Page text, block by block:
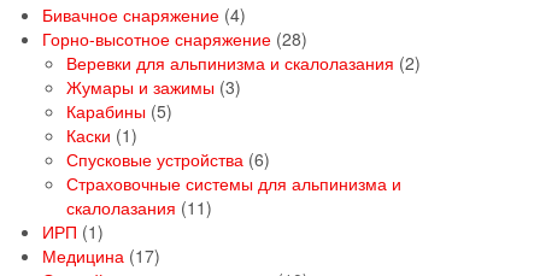
Бивачное снаряжение 44
товара
Горно-высотное снаряжение 2828
товаров
Веревки для альпинизма и скалолазания 22
Жумары и зажимы 33
Карабины 55
Каски 11
товар
Спусковые устройства 66
товаров
Страховочные системы для альпинизма и
скалолазания 1111
ИРП 11
товар
Медицина 1717